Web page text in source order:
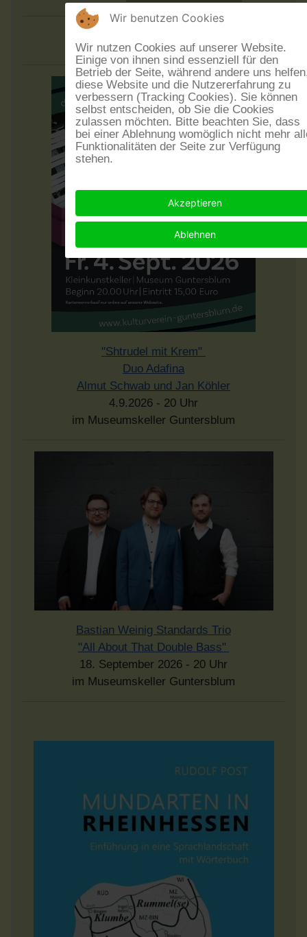
Aus:blick
"Shtrudel mit Krem"
Duo Adafina
Almut Schwab und Jan Köhler
4.9.2026 - 20 Uhr
im Museumskeller Guntersblum
Bastian Weinig Standards Trio
"All About That Double Bass"
18. September 2026 - 20 Uhr
im Museumskeller Guntersblum
Wir benutzen Cookies
Wir nutzen Cookies auf unserer Website.
Einige von ihnen sind essenziell für den
Betrieb der Seite, während andere uns
diese Website und die Nutzererfahrung zu
verbessern (Tracking Cookies). Sie können
selbst entscheiden, ob Sie die Cookies
zulassen möchten. Bitte beachten Sie, dass
bei einer Ablehnung womöglich nicht mehr
Funktionalitäten der Seite zur Verfügung
stehen.
Akzeptieren
Ablehnen